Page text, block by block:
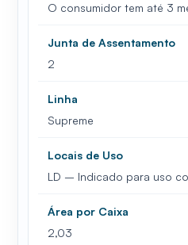
O consumidor tem até 3
Junta de Assentamento
2
Linha
Supreme
Locais de Uso
LD – Indicado para uso
Área por Caixa
2,03